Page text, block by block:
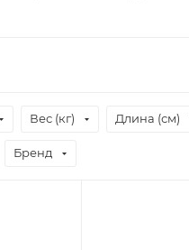
Вес (кг) Длина (см)
Бренд